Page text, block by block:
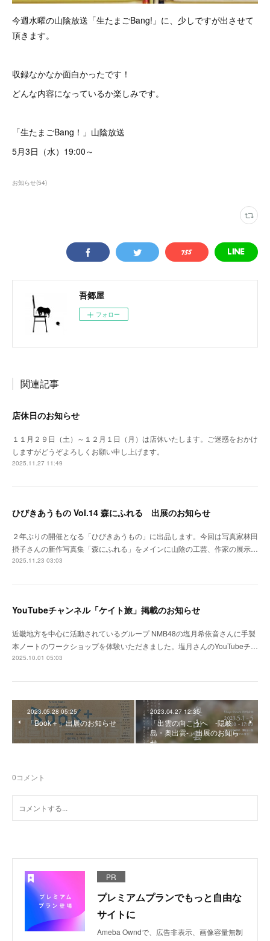
今週水曜の山陰放送「生たまごBang!」に、少しですが出させて
頂きます。
収録なかなか面白かったです！
どんな内容になっているか楽しみです。
「生たまごBang！」山陰放送
5月3日（水）19:00～
お知らせ(54)
吾郷屋
フォロー
関連記事
店休日のお知らせ
１１月２９日（土）～１２月１日（月）は店休いたします。ご迷惑をおかけ
しますがどうぞよろしくお願い申し上げます。
2025.11.27 11:49
ひびきあうもの Vol.14 森にふれる 出展のお知らせ
２年ぶりの開催となる「ひびきあうもの」に出品します。今回は写真家林田
摂子さんの新作写真集「森にふれる」をメインに山陰の工芸、作家の展示…
2025.11.23 03:03
YouTubeチャンネル「ケイト旅」掲載のお知らせ
近畿地方を中心に活動されているグループ NMB48の塩月希依音さんに手製
本ノートのワークショップを体験いただきました。塩月さんのYouTubeチ…
2025.10.01 05:03
2023.05.28 05:25
「Book＋」出展のお知らせ
2023.04.27 12:35
「出雲の向こうへ -隠岐
島・奥出雲-」出展のお知ら
せ
0コメント
PR
プレミアムプランでもっと自由な
サイトに
Ameba Owndで、広告非表示、画像容量無制